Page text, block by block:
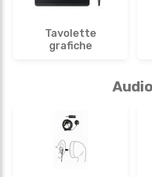
Tavolette
grafiche
Audio